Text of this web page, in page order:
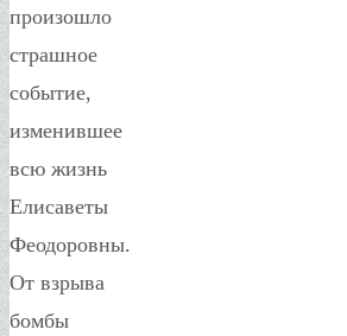
произошло
страшное
событие,
изменившее
всю жизнь
Елисаветы
Феодоровны.
От взрыва
бомбы